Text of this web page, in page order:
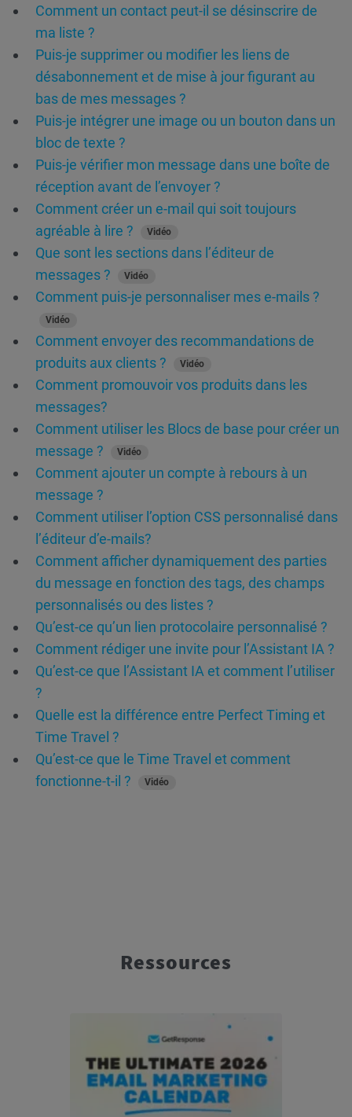
Comment un contact peut-il se désinscrire de
ma liste ?
Puis-je supprimer ou modifier les liens de
désabonnement et de mise à jour figurant au
bas de mes messages ?
Puis-je intégrer une image ou un bouton dans un
bloc de texte ?
Puis-je vérifier mon message dans une boîte de
réception avant de l’envoyer ?
Comment créer un e-mail qui soit toujours
agréable à lire ?
Vidéo
Que sont les sections dans l’éditeur de
messages ?
Vidéo
Comment puis-je personnaliser mes e-mails ?
Vidéo
Comment envoyer des recommandations de
produits aux clients ?
Vidéo
Comment promouvoir vos produits dans les
messages?
Comment utiliser les Blocs de base pour créer un
message ?
Vidéo
Comment ajouter un compte à rebours à un
message ?
Comment utiliser l’option CSS personnalisé dans
l’éditeur d’e-mails?
Comment afficher dynamiquement des parties
du message en fonction des tags, des champs
personnalisés ou des listes ?
Qu’est-ce qu’un lien protocolaire personnalisé ?
Comment rédiger une invite pour l’Assistant IA ?
Qu’est-ce que l’Assistant IA et comment l’utiliser
?
Quelle est la différence entre Perfect Timing et
Time Travel ?
Qu’est-ce que le Time Travel et comment
fonctionne-t-il ?
Vidéo
Ressources